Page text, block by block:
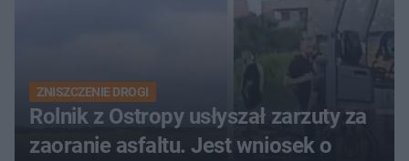
ZNISZCZENIE DROGI
Rolnik z Ostropy usłyszał zarzuty za
zaoranie asfaltu. Jest wniosek o